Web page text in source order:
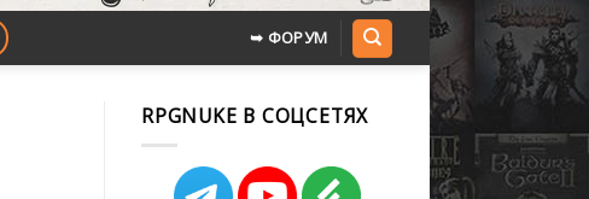
➥ ФОРУМ
RPGNUKE В СОЦСЕТЯХ